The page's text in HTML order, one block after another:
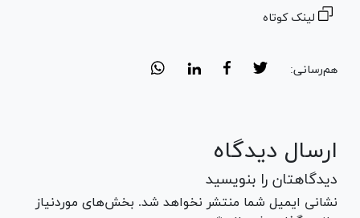
لینک کوتاه
هم‌رسانی:
ارسال دیدگاه
دیدگاهتان را بنویسید
نشانی ایمیل شما منتشر نخواهد شد. بخش‌های موردنیاز